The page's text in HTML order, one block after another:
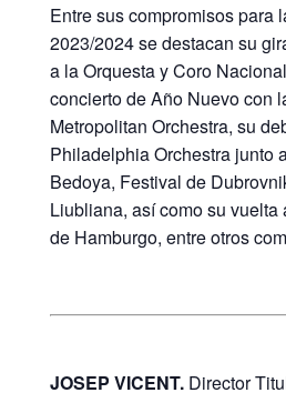
Entre sus compromisos para
2023/2024 se destacan su
a la Orquesta y Coro
concierto de Año Nuevo con
Metropolitan Orchestra, su
Philadelphia Orchestra junto
Bedoya, Festival de
Liubliana, así como su
de Hamburgo, entre otros
JOSEP VICENT. Director